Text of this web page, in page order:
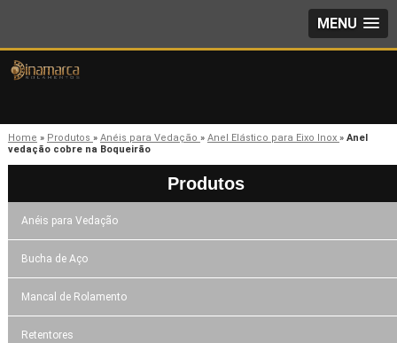
MENU
Home » Produtos » Anéis para Vedação » Anel Elástico para Eixo Inox » Anel
vedação cobre na Boqueirão
Produtos
Anéis para Vedação
Bucha de Aço
Mancal de Rolamento
Retentores